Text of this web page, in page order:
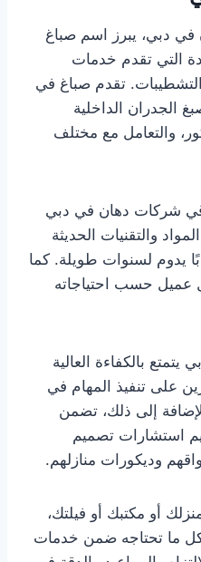
دبي، يبرز اسم صباغ
التي تقدم خدمات
تقدم صباغ في
الجدران الداخلية
والتعامل مع مختلف
شركات دهان في دبي
والتقنيات الحديثة
يدوم لسنوات طويلة. كما
عميل حسب احتياجاته
بالكفاءة العالية
على تنفيذ المهام في
إلى ذلك، تضمن
استشارات تصميم
وديكورات منازلهم.
أو مكتبك أو فيلتك،
ما تحتاجه ضمن خدمات